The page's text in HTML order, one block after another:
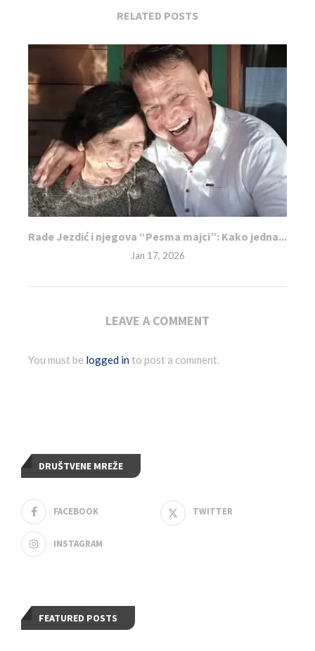
RELATED POSTS
Rade Jezdić i njegova “Pesma majci”: Kako jedna...
Jan 17, 2026
LEAVE A COMMENT
You must be logged into post a comment.
DRUŠTVENE MREŽE
FACEBOOK TWITTER
INSTAGRAM
FEATURED POSTS